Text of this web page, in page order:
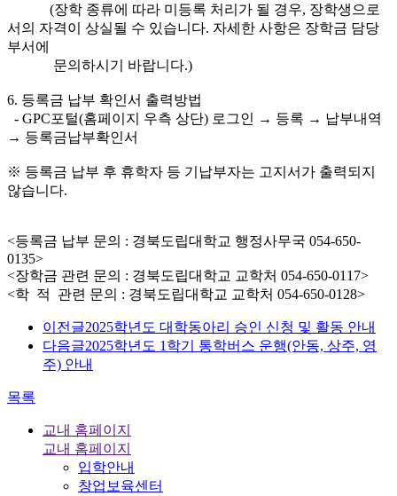
(장학 종류에 따라 미등록 처리가 될 경우, 장학생으로
서의 자격이 상실될 수 있습니다. 자세한 사항은 장학금 담당
부서에
문의하시기 바랍니다.)
6. 등록금 납부 확인서 출력방법
- GPC포털(홈페이지 우측 상단) 로그인 → 등록 → 납부내역
→ 등록금납부확인서
※ 등록금 납부 후 휴학자 등 기납부자는 고지서가 출력되지
않습니다.
<등록금 납부 문의 : 경북도립대학교 행정사무국 054-650-
0135>
<장학금 관련 문의 : 경북도립대학교 교학처 054-650-0117>
<학 적 관련 문의 : 경북도립대학교 교학처 054-650-0128>
이전글2025학년도 대학동아리 승인 신청 및 활동 안내
다음글2025학년도 1학기 통학버스 운행(안동, 상주, 영
주) 안내
목록
교내 홈페이지
교내 홈페이지
입학안내
창업보육센터